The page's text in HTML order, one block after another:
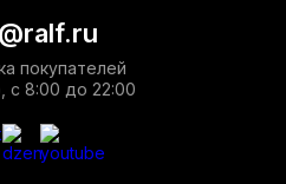
покупателей
с 8:00 до 22:00